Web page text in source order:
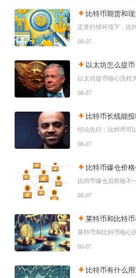
比特币期货和
08-07
以太坊怎么提币
08-07
比特币长线能
08-07
比特币爆仓价
08-07
莱特币和比特币
08-07
比特币有什么用